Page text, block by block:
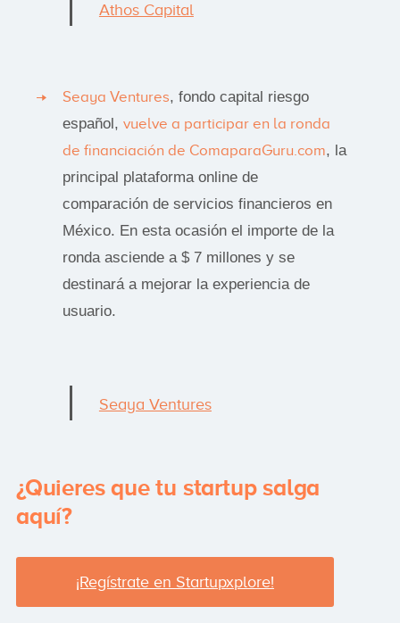
Athos Capital
Seaya Ventures, fondo capital riesgo
español, vuelve a participar en la ronda
de financiación de ComaparaGuru.com, la
principal plataforma online de
comparación de servicios financieros en
México. En esta ocasión el importe de la
ronda asciende a $ 7 millones y se
destinará a mejorar la experiencia de
usuario.
Seaya Ventures
¿Quieres que tu startup salga
aquí?
¡Regístrate en Startupxplore!